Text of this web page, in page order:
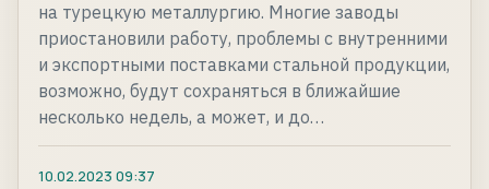
на турецкую металлургию. Многие заводы
приостановили работу, проблемы с внутренними
и экспортными поставками стальной продукции,
возможно, будут сохраняться в ближайшие
несколько недель, а может, и до…
10.02.2023 09:37